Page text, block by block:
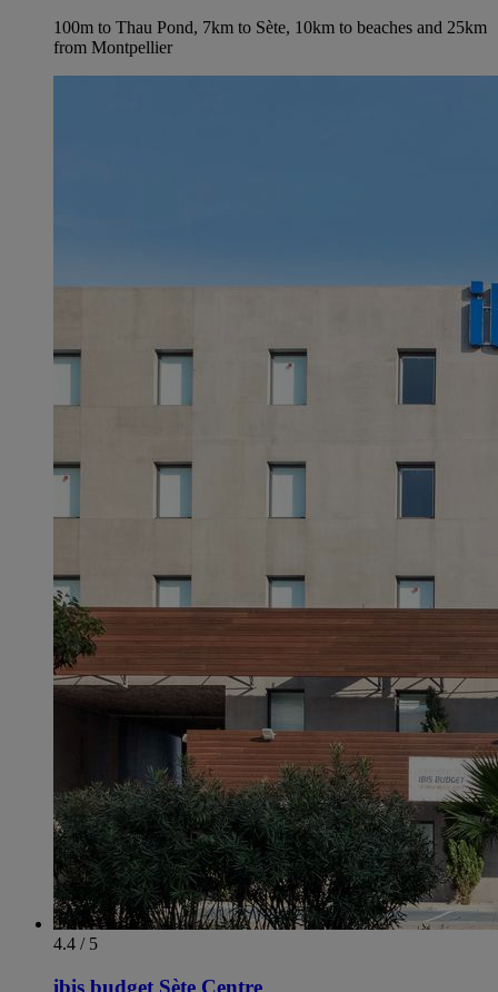
100m to Thau Pond, 7km to Sète, 10km to beaches and 25km
from Montpellier
4.4 / 5
ibis budget Sète Centre